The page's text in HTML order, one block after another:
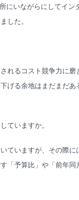
いながらにしてイ
した。
るコスト競争力に
る余地はまだまだ
ていますか。
いますが、その際
予算比」や「前年同